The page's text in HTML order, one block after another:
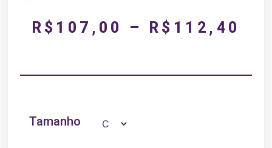
R$ 107,00 – R$ 112,40
Tamanho